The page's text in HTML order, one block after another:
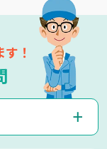
！